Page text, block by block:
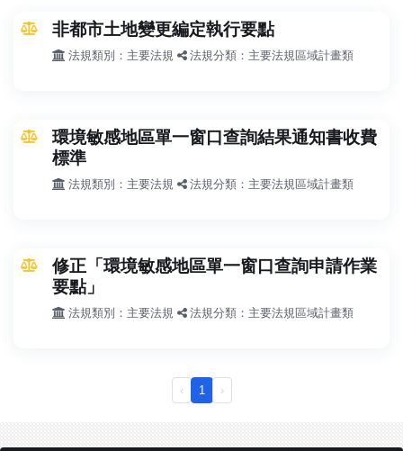
非都市土地變更編定執行要點
法規類別：主要法規 法規分類：主要法規區域計畫類
環境敏感地區單一窗口查詢結果通知書收費
標準
法規類別：主要法規 法規分類：主要法規區域計畫類
修正「環境敏感地區單一窗口查詢申請作業
要點」
法規類別：主要法規 法規分類：主要法規區域計畫類
‹ 1 ›